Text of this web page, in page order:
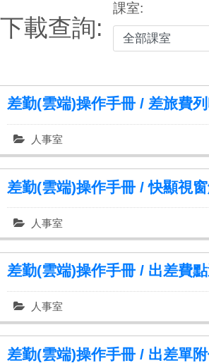
載查詢:
課室:
差勤(雲端)操作手冊 / 差旅費
人事室
差勤(雲端)操作手冊 / 快顯視
人事室
差勤(雲端)操作手冊 / 出差費
人事室
差勤(雲端)操作手冊 / 出差單